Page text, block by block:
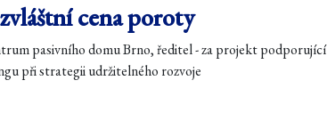
cena poroty
pasivního domu Brno, ředitel - za projekt podporující
při strategii udržitelného rozvoje